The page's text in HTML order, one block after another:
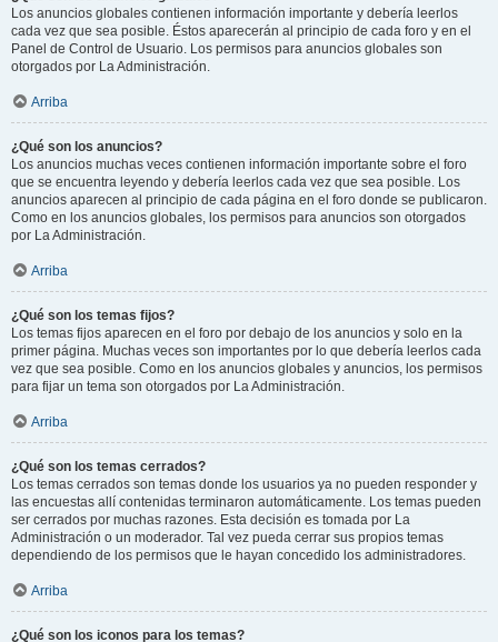
Los anuncios globales contienen información importante y debería leerlos
cada vez que sea posible. Éstos aparecerán al principio de cada foro y en el
Panel de Control de Usuario. Los permisos para anuncios globales son
otorgados por La Administración.
Arriba
¿Qué son los anuncios?
Los anuncios muchas veces contienen información importante sobre el foro
que se encuentra leyendo y debería leerlos cada vez que sea posible. Los
anuncios aparecen al principio de cada página en el foro donde se publicaron.
Como en los anuncios globales, los permisos para anuncios son otorgados
por La Administración.
Arriba
¿Qué son los temas fijos?
Los temas fijos aparecen en el foro por debajo de los anuncios y solo en la
primer página. Muchas veces son importantes por lo que debería leerlos cada
vez que sea posible. Como en los anuncios globales y anuncios, los permisos
para fijar un tema son otorgados por La Administración.
Arriba
¿Qué son los temas cerrados?
Los temas cerrados son temas donde los usuarios ya no pueden responder y
las encuestas allí contenidas terminaron automáticamente. Los temas pueden
ser cerrados por muchas razones. Esta decisión es tomada por La
Administración o un moderador. Tal vez pueda cerrar sus propios temas
dependiendo de los permisos que le hayan concedido los administradores.
Arriba
¿Qué son los iconos para los temas?